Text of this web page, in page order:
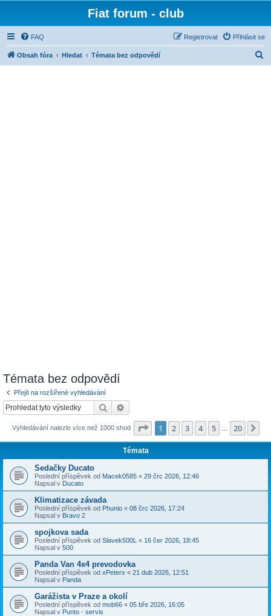
Fiat forum - club
FAQ Přihlásit se
Registrovat
Obsah fóra Hledat Témata bez odpovědí
Témata bez odpovědí
Přejít na rozšířené vyhledávání
Hledat
Vyhledávání nalezlo více než 1000 shod Stránka z 20
1 2 3 4 5 20
Témata
Sedačky Ducato
Poslední příspěvek od Macek0585 « 29 črc 2026, 12:46
Napsal v Ducato
Klimatizace závada
Poslední příspěvek od Phunio « 08 črc 2026, 17:24
Napsal v Bravo 2
spojkova sada
Poslední příspěvek od Slavek500L « 16 čer 2026, 18:45
Napsal v 500
Panda Van 4x4 prevodovka
Poslední příspěvek od xPeterx « 21 dub 2026, 12:51
Napsal v Panda
Garážista v Praze a okolí
Poslední příspěvek od mob66 « 05 bře 2026, 16:05
Napsal v Punto - servis